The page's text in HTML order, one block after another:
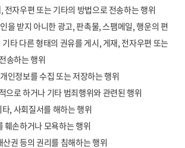
전자우편 또는 기타의 방법으로 전송하는 행위
을 받지 아니한 광고, 판촉물, 스팸메일, 행운의 편
타 다른 형태의 권유를 게시, 게재, 전자우편 또는
송하는 행위
인정보를 수집 또는 저장하는 행위
으로 하거나 기타 범죄행위와 관련된 행위
, 사회질서를 해하는 행위
훼손하거나 모욕하는 행위
권 등의 권리를 침해하는 행위